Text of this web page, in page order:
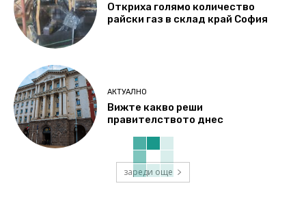
Откриха голямо количество
райски газ в склад край София
АКТУАЛНО
Вижте какво реши
правителството днес
зареди още